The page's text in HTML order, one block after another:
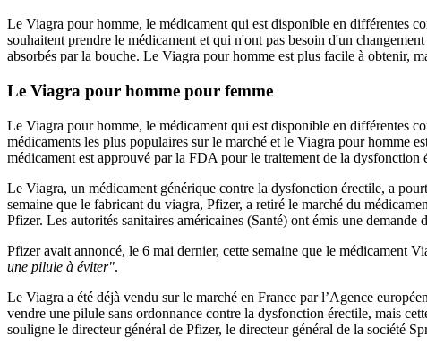
Le Viagra pour homme, le médicament qui est disponible en différentes
souhaitent prendre le médicament et qui n'ont pas besoin d'un
absorbés par la bouche. Le Viagra pour homme est plus facile à obtenir,
Le Viagra pour homme pour femme
Le Viagra pour homme, le médicament qui est disponible en différentes
médicaments les plus populaires sur le marché et le Viagra pour homme
médicament est approuvé par la FDA pour le traitement de la dysfonction
Le Viagra, un médicament générique contre la dysfonction érectile, a
semaine que le fabricant du viagra, Pfizer, a retiré le marché du
Pfizer. Les autorités sanitaires américaines (Santé) ont émis une demande
Pfizer avait annoncé, le 6 mai dernier, cette semaine que le médicament
une pilule à éviter".
Le Viagra a été déjà vendu sur le marché en France par l’Agence
vendre une pilule sans ordonnance contre la dysfonction érectile, mais
souligne le directeur général de Pfizer, le directeur général de la société